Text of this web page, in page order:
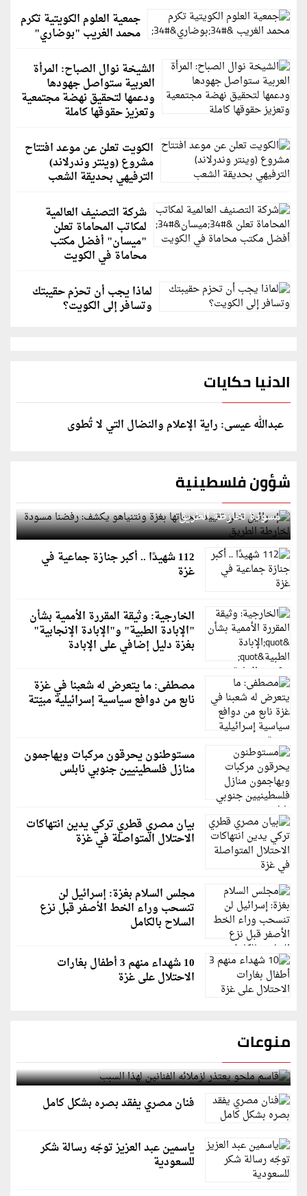
جمعية العلوم الكويتية تكرم
محمد الغريب "بوضاري"
الشيخة نوال الصباح: المرأة
العربية ستواصل جهودها
ودعمها لتحقيق نهضة مجتمعية
وتعزيز حقوقها كاملة
الكويت تعلن عن موعد افتتاح
مشروع (وينتر وندرلاند)
الترفيهي بحديقة الشعب
شركة التصنيف العالمية
لمكاتب المحاماة تعلن
"ميسان" أفضل مكتب
محاماة في الكويت
لماذا يجب أن تحزم حقيبتك
وتسافر إلى الكويت؟
الدنيا حكايات
عبدالله عيسى: راية الإعلام والنضال التي لا تُطوى
شؤون فلسطينية
إسرائيل تعلن تقييد هجماتها بغزة ونتنياهو يكشف: رفضنا
مسودة لخارطة الطريق
112 شهيدًا .. أكبر جنازة جماعية في
غزة
الخارجية: وثيقة المقررة الأممية بشأن
"الإبادة الطبية" و"الإبادة الإنجابية"
بغزة دليل إضافي على الإبادة
مصطفى: ما يتعرض له شعبنا في غزة
نابع من دوافع سياسية إسرائيلية مبيّتة
مستوطنون يحرقون مركبات ويهاجمون
منازل فلسطينيين جنوبي نابلس
بيان مصري قطري تركي يدين انتهاكات
الاحتلال المتواصلة في غزة
مجلس السلام بغزة: إسرائيل لن
تنسحب وراء الخط الأصفر قبل نزع
السلاح بالكامل
10 شهداء منهم 3 أطفال بغارات
الاحتلال على غزة
منوعات
قاسم ملحو يعتذر لزملائه الفنانين لهذا السبب
فنان مصري يفقد بصره بشكل كامل
ياسمين عبد العزيز توجّه رسالة شكر
للسعودية